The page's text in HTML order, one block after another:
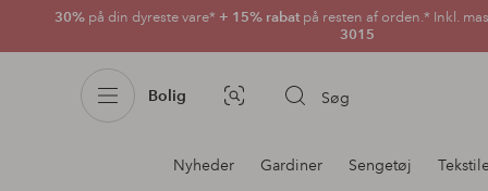
30% på din dyreste vare* + 15% rabatpå resten af orden.* Inkl.
3015
Bolig Billedsøgning Søg
Afdelningsnavigation
Nyheder Gardiner Sengetøj